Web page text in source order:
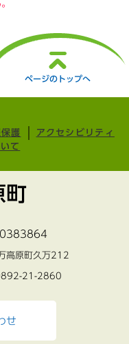
ページのトップへ
護
アクセシビリティ
て
町
高原町久万212
21-2860
せ